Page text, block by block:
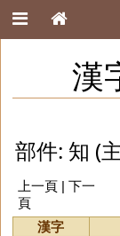
漢
部件: 知 (
上一頁 | 下一
頁
漢字